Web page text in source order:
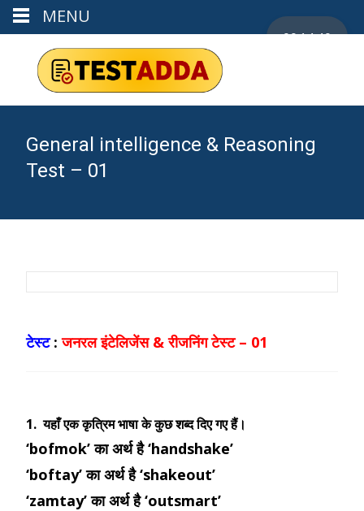
General intelligence & Reasoning
Test – 01
00:14:40
टेस्ट : जनरल इंटेलिजेंस & रीजनिंग टेस्ट – 01
1. यहाँ एक कृत्रिम भाषा के कुछ शब्द दिए गए हैं।
‘bofmok’ का अर्थ है ‘handshake’
‘boftay’ का अर्थ है ‘shakeout’
‘zamtay’ का अर्थ है ‘outsmart’
MENU